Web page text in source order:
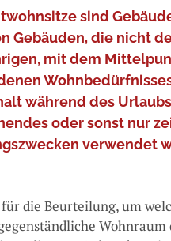
sind
Gebäuden, die nicht
mit dem
während des
oder sonst nur
verwendet
die Beurteilung, um